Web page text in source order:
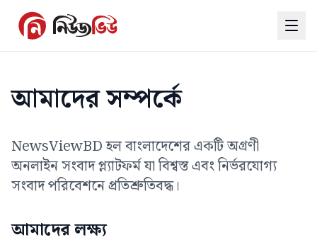
আমাদের সম্পর্কে
NewsViewBD হল বাংলাদেশের একটি অগ্রণী
অনলাইন সংবাদ প্ল্যাটফর্ম যা বিশ্বস্ত এবং নির্ভরযোগ্য
সংবাদ পরিবেশনে প্রতিশ্রুতিবদ্ধ।
আমাদের লক্ষ্য